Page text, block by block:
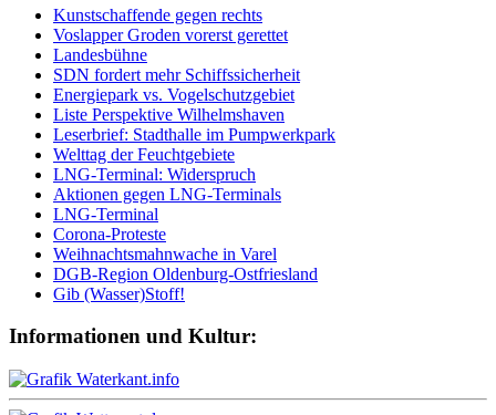
Kunstschaffende gegen rechts
Voslapper Groden vorerst gerettet
Landesbühne
SDN fordert mehr Schiffssicherheit
Energiepark vs. Vogelschutzgebiet
Liste Perspektive Wilhelmshaven
Leserbrief: Stadthalle im Pumpwerkpark
Welttag der Feuchtgebiete
LNG-Terminal: Widerspruch
Aktionen gegen LNG-Terminals
LNG-Terminal
Corona-Proteste
Weihnachtsmahnwache in Varel
DGB-Region Oldenburg-Ostfriesland
Gib (Wasser)Stoff!
Informationen und Kultur: